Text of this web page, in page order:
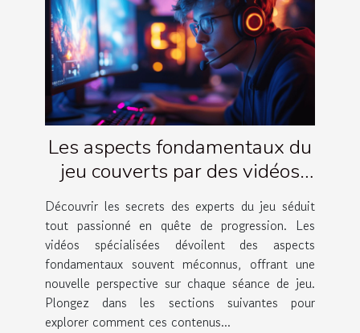
Les aspects fondamentaux du
jeu couverts par des vidéos
d'experts
Découvrir les secrets des experts du jeu séduit
tout passionné en quête de progression. Les
vidéos spécialisées dévoilent des aspects
fondamentaux souvent méconnus, offrant une
nouvelle perspective sur chaque séance de jeu.
Plongez dans les sections suivantes pour
explorer comment ces contenus...